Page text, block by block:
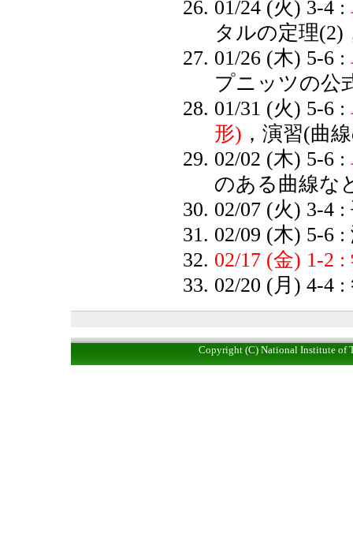
01/24 (火) 3-4 :
タルの定理(2)
01/26 (木) 5-6 :
プニッツの公
01/31 (火) 5-6 :
形) ，演習(曲
02/02 (木) 5-6 :
のある曲線な
02/07 (火) 3-4 :
02/09 (木) 5-6 :
02/17 (金) 1-2
02/20 (月) 4-4
Copyright (C) National Institute of